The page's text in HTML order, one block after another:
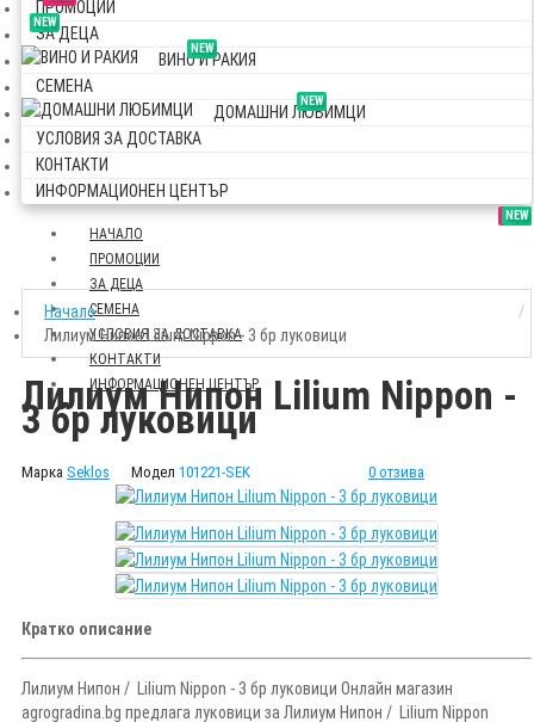
ПРОМОЦИИ
NEW
ЗА ДЕЦА
NEW
ВИНО И РАКИЯ
СЕМЕНА
NEW
ДОМАШНИ ЛЮБИМЦИ
УСЛОВИЯ ЗА ДОСТАВКА
КОНТАКТИ
ИНФОРМАЦИОНЕН ЦЕНТЪР
НАЧАЛО
SALE
ПРОМОЦИИ
NEW
ЗА ДЕЦА
СЕМЕНА
УСЛОВИЯ ЗА ДОСТАВКА
КОНТАКТИ
ИНФОРМАЦИОНЕН ЦЕНТЪР
Начало
Лилиум Нипон Lilium Nippon - 3 бр луковици
Лилиум Нипон Lilium Nippon -
3 бр луковици
Марка Seklos Модел 101221-SEK 0 отзива
Кратко описание
Лилиум Нипон / Lilium Nippon - 3 бр луковици Онлайн магазин
agrogradina.bg предлага луковици за Лилиум Нипон / Lilium Nippon